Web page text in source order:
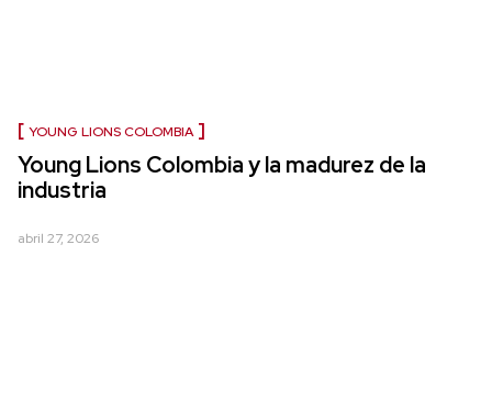
YOUNG LIONS COLOMBIA
Young Lions Colombia y la madurez de la
industria
abril 27, 2026